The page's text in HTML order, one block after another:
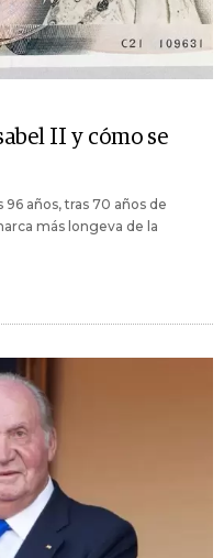
II y cómo se
96 años, tras 70 años de
más longeva de la